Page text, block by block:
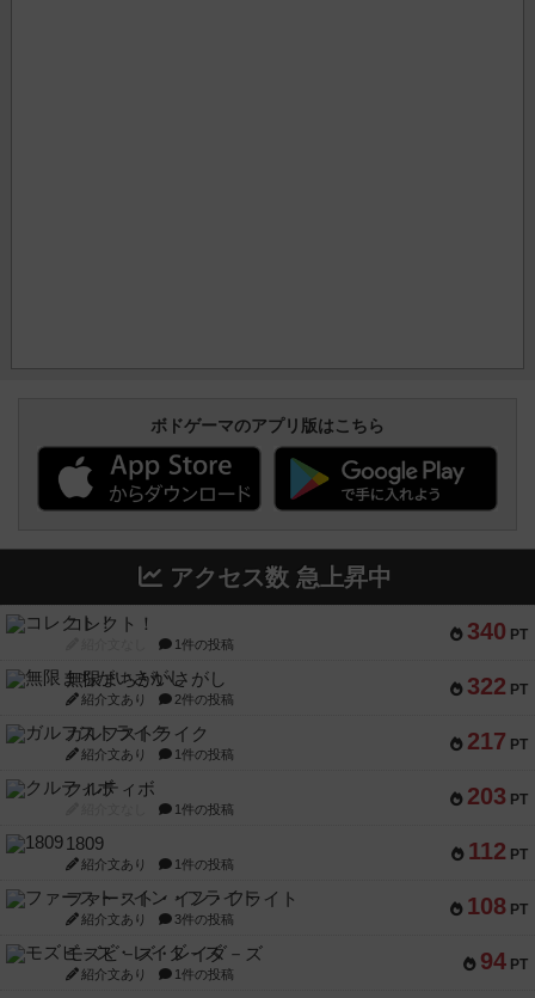
ボドゲーマのアプリ版はこちら
アクセス数 急上昇中
340 PT
コレクト！
1件の投稿
322 PT
無限まちがいさがし
紹介文あり 2件の投稿
217 PT
ガルフストライク
紹介文あり 1件の投稿
203 PT
クルティボ
1件の投稿
112 PT
1809
紹介文あり 1件の投稿
108 PT
ファースト・イン・フライト
紹介文あり 3件の投稿
94 PT
モズビ－ズ・レイダ－ズ
紹介文あり 1件の投稿